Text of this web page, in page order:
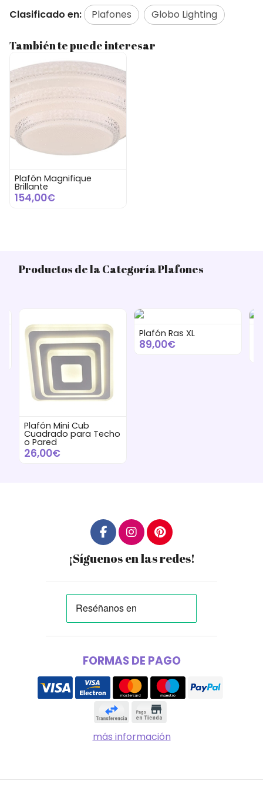
Clasificado en: Plafones Globo Lighting
También te puede interesar
Plafón Magnifique
Brillante
154,00€
Productos de la Categoría Plafones
Plafón Mini Cub
Cuadrado para Techo
o Pared
26,00€
Plafón Ras XL
89,00€
¡Síguenos en las redes!
FORMAS DE PAGO
más información